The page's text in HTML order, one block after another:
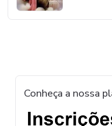
Conheça a nossa